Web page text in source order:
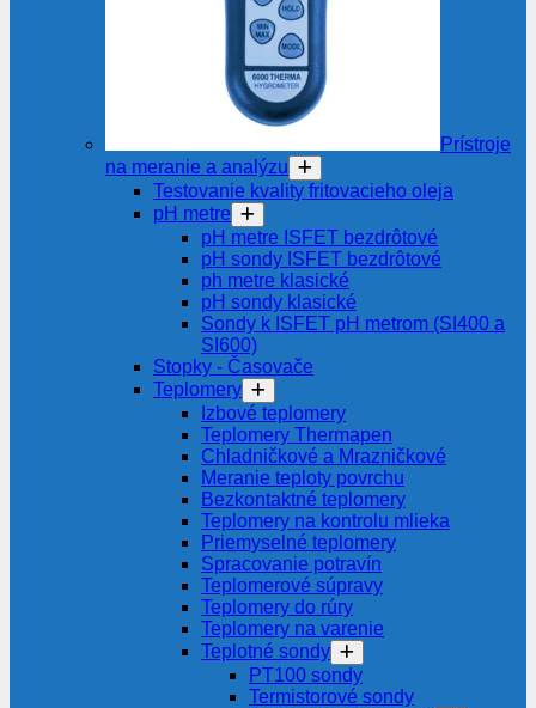
Prístroje
na meranie a analýzu
Testovanie kvality fritovacieho oleja
pH metre
pH metre ISFET bezdrôtové
pH sondy ISFET bezdrôtové
ph metre klasické
pH sondy klasické
Sondy k ISFET pH metrom (SI400 a
SI600)
Stopky - Časovače
Teplomery
Izbové teplomery
Teplomery Thermapen
Chladničkové a Mrazničkové
Meranie teploty povrchu
Bezkontaktné teplomery
Teplomery na kontrolu mlieka
Priemyselné teplomery
Spracovanie potravín
Teplomerové súpravy
Teplomery do rúry
Teplomery na varenie
Teplotné sondy
PT100 sondy
Termistorové sondy